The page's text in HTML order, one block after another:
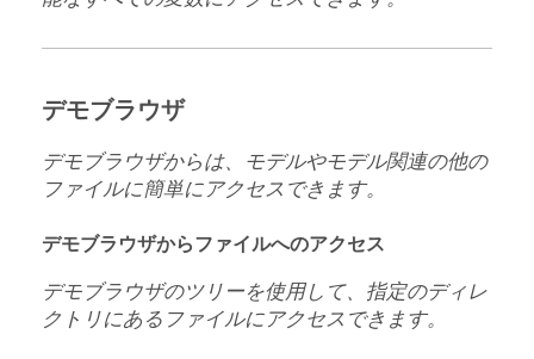
デモブラウザ
デモブラウザからは、モデルやモデル関連の他の
ファイルに簡単にアクセスできます。
デモブラウザからファイルへのアクセス
デモブラウザのツリーを使用して、指定のディレ
クトリにあるファイルにアクセスできます。